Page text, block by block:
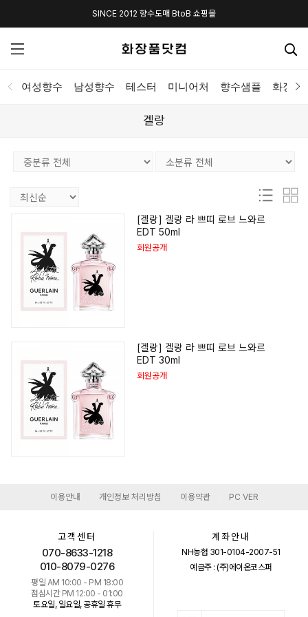
SINCE 2012 향수도매 BtoB 쇼핑몰
여성향수 남성향수 테스터 미니어처 향수샘플 화장품
겔랑
[겔랑] 겔랑 라 쁘띠 로브 느와르
EDT 50ml
회원공개
[겔랑] 겔랑 라 쁘띠 로브 느와르
EDT 30ml
회원공개
이용안내 개인정보 처리방침 이용약관 PC VER
고객센터
070-8633-1218
010-8079-0276
평일 AM 10:00 - PM 18:00
점심시간 PM 12:00 - 01:00
토요일, 일요일, 공휴일 휴무
계좌안내
NH농협 301-0104-2007-51
예금주 : (주)에이온코스퍼